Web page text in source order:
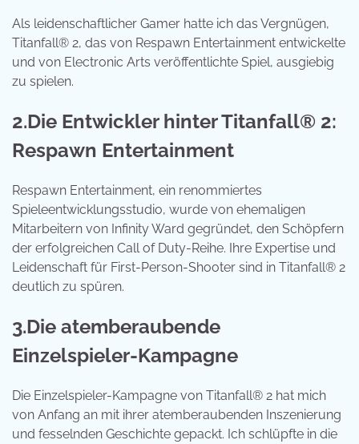
Als leidenschaftlicher Gamer hatte ich das Vergnügen,
Titanfall® 2, das von Respawn Entertainment entwickelte
und von Electronic Arts veröffentlichte Spiel, ausgiebig
zu spielen.
2.Die Entwickler hinter Titanfall® 2:
Respawn Entertainment
Respawn Entertainment, ein renommiertes
Spieleentwicklungsstudio, wurde von ehemaligen
Mitarbeitern von Infinity Ward gegründet, den Schöpfern
der erfolgreichen Call of Duty-Reihe. Ihre Expertise und
Leidenschaft für First-Person-Shooter sind in Titanfall® 2
deutlich zu spüren.
3.Die atemberaubende
Einzelspieler-Kampagne
Die Einzelspieler-Kampagne von Titanfall® 2 hat mich
von Anfang an mit ihrer atemberaubenden Inszenierung
und fesselnden Geschichte gepackt. Ich schlüpfte in die